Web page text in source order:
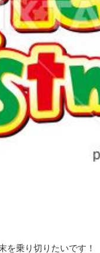
を乗り切りたいです！